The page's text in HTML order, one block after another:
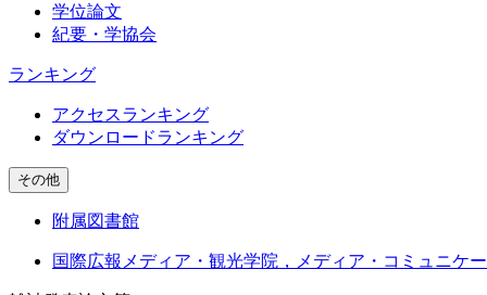
学位論文
紀要・学協会
ランキング
アクセスランキング
ダウンロードランキング
その他
附属図書館
国際広報メディア・観光学院，メディア・コミュニケ